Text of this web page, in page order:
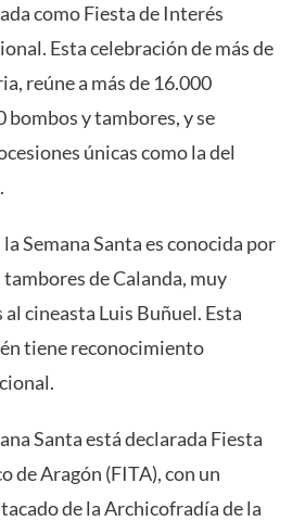
como Fiesta de Interés
Esta celebración de más de
reúne a más de 16.000
bombos y tambores, y se
únicas como la del
​.
Semana Santa es conocida por
de Calanda, muy
cineasta Luis Buñuel. Esta
tiene reconocimiento
​.
Santa está declarada Fiesta
de Aragón (FITA), con un
de la Archicofradía de la